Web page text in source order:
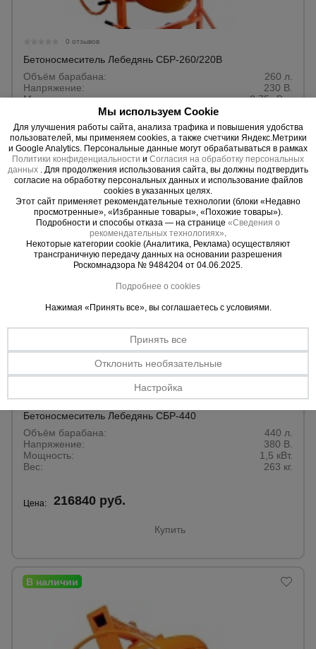
0 отзывов
Бетоносмеситель Лебедянь СБР-260/220В
Объём барабана:
260 л.
Напряжение:
230 В.
Мощность:
0,75 кВт .
Цена: 156897 руб.
Купить
0 отзывов
Бетоносмеситель Лебедянь СБР-440
Объём барабана:
440 л.
Напряжение:
380 В.
Мощность:
1,5 кВт.
Вес:
263 кг.
Цена: 216840 руб.
Купить
Мы используем Cookie
Для улучшения работы сайта, анализа трафика и повышения удобства
пользователей, мы применяем cookies, а также счетчики Яндекс.Метрики
и Google Analytics. Персональные данные могут обрабатываться в рамках
Политики конфиденциальности и Согласия на обработку персональных
данных . Для продолжения использования сайта, вы должны подтвердить
согласие на обработку персональных данных и использование файлов
cookies в указанных целях.
Этот сайт применяет рекомендательные технологии (блоки «Недавно
просмотренные», «Избранные товары», «Похожие товары»).
Подробности и способы отказа — на странице «Сведения о
рекомендательных технологиях».
Некоторые категории cookie (Аналитика, Реклама) осуществляют
трансграничную передачу данных на основании разрешения
Роскомнадзора № 9484204 от 04.06.2025.
Подробнее о cookies
Нажимая «Принять все», вы соглашаетесь с условиями.
Принять все
Отклонить необязательные
Настройка